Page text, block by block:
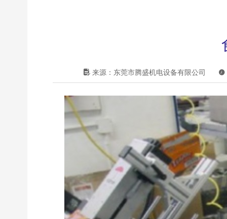
来源：东莞市腾盛机电设备有限公司 